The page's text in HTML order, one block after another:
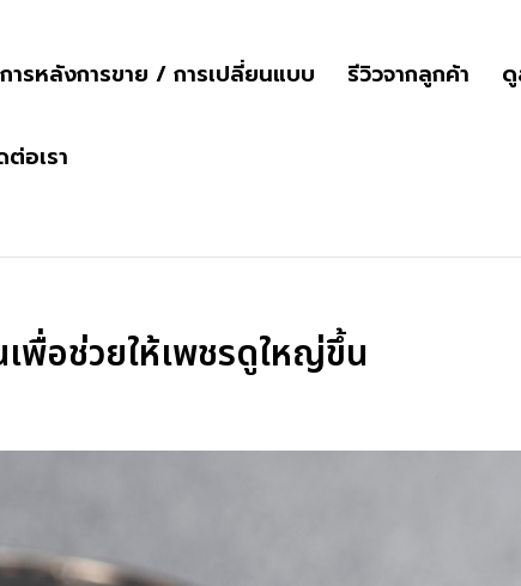
ารหลังการขาย / การเปลี่ยนแบบ รีวิวจากลูกค้า
อเรา
พื่อช่วยให้เพชรดูใหญ่ขึ้น